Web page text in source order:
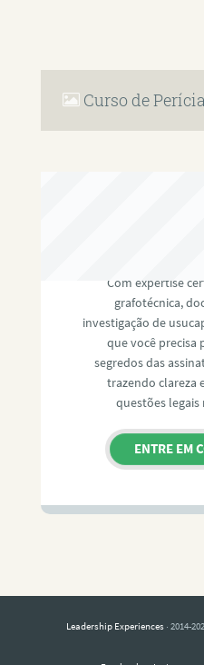
Curso de
Com expertise
grafotécnica,
investigação de
que você precisa
segredos das
trazendo clareza
questões legais
ENTRE EM
Leadership Experiences · 2014-